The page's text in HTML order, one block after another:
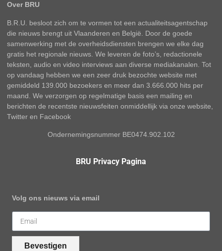
Over BRU
B.R.U. besloot zich om te vormen tot een actualiteitsagentschap
die nieuws brengt uit Vlaanderen en België. Door de goede
samenwerking met de overheidsdiensten brengen we elke dag
gratis het regionale nieuws. We leveren de foto’s, redactionele
teksten, audio en video interviews aan diverse mediakanalen. Tot
op vandaag hebben we een zeer druk bezochte website met
gemiddeld 139.000 bezoekers en meer dan 3.666.000 hits per
maand. We verzorgen op regelmatige basis een mailing en
berichten de recentste nieuwsfeiten onmiddellijk via onze website,
Twitter en Facebook
Ondernemingsnummer BE0474.902.102
BRU Privacy Pagina
Volg ons nieuws via email
Bevestigen